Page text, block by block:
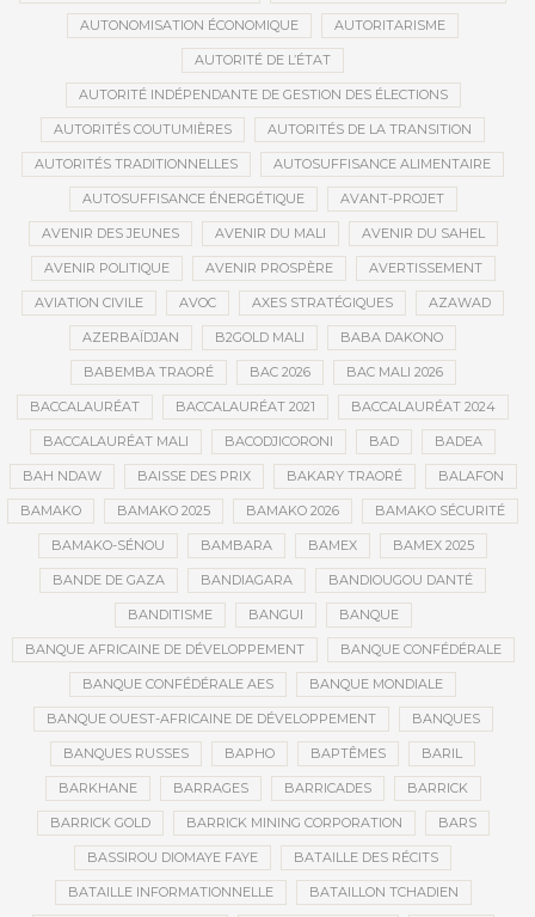
AUTONOMISATION ÉCONOMIQUE AUTORITARISME
AUTORITÉ DE L’ÉTAT
AUTORITÉ INDÉPENDANTE DE GESTION DES ÉLECTIONS
AUTORITÉS COUTUMIÈRES AUTORITÉS DE LA TRANSITION
AUTORITÉS TRADITIONNELLES AUTOSUFFISANCE ALIMENTAIRE
AUTOSUFFISANCE ÉNERGÉTIQUE AVANT-PROJET
AVENIR DES JEUNES AVENIR DU MALI AVENIR DU SAHEL
AVENIR POLITIQUE AVENIR PROSPÈRE AVERTISSEMENT
AVIATION CIVILE AVOC AXES STRATÉGIQUES AZAWAD
AZERBAÏDJAN B2GOLD MALI BABA DAKONO
BABEMBA TRAORÉ BAC 2026 BAC MALI 2026
BACCALAURÉAT BACCALAURÉAT 2021 BACCALAURÉAT 2024
BACCALAURÉAT MALI BACODJICORONI BAD BADEA
BAH NDAW BAISSE DES PRIX BAKARY TRAORÉ BALAFON
BAMAKO BAMAKO 2025 BAMAKO 2026 BAMAKO SÉCURITÉ
BAMAKO-SÉNOU BAMBARA BAMEX BAMEX 2025
BANDE DE GAZA BANDIAGARA BANDIOUGOU DANTÉ
BANDITISME BANGUI BANQUE
BANQUE AFRICAINE DE DÉVELOPPEMENT BANQUE CONFÉDÉRALE
BANQUE CONFÉDÉRALE AES BANQUE MONDIALE
BANQUE OUEST-AFRICAINE DE DÉVELOPPEMENT BANQUES
BANQUES RUSSES BAPHO BAPTÊMES BARIL
BARKHANE BARRAGES BARRICADES BARRICK
BARRICK GOLD BARRICK MINING CORPORATION BARS
BASSIROU DIOMAYE FAYE BATAILLE DES RÉCITS
BATAILLE INFORMATIONNELLE BATAILLON TCHADIEN